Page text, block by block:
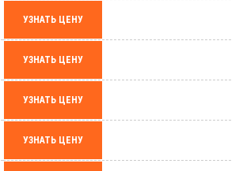
УЗНАТЬ ЦЕНУ
УЗНАТЬ ЦЕНУ
УЗНАТЬ ЦЕНУ
УЗНАТЬ ЦЕНУ